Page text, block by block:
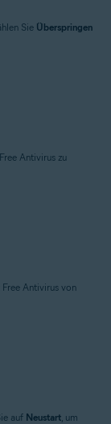
Sie Überspringen
Antivirus zu
Antivirus von
auf Neustart , um